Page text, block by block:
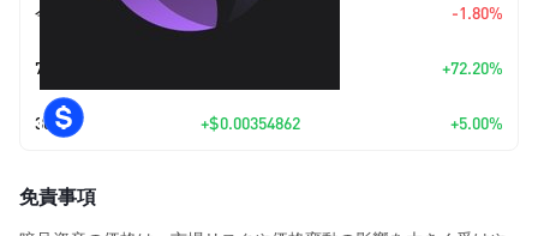
今日 $-0.00136597 -1.80%
7日 +72.20%
30日 +$0.00354862 +5.00%
免責事項